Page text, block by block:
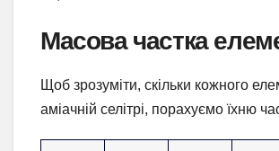
Масова частка
Щоб зрозуміти, скільки кожного
аміачній селітрі, порахуємо їхню